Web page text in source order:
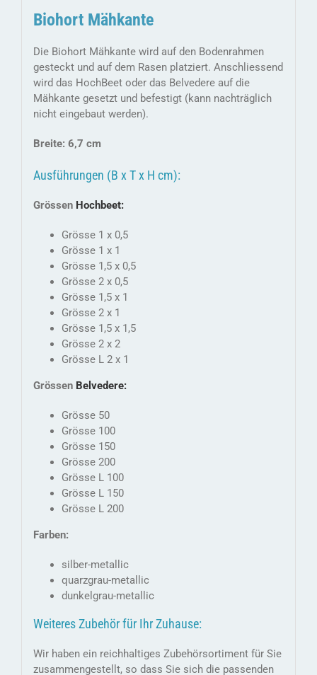
Biohort Mähkante
Die Biohort Mähkante wird auf den Bodenrahmen
gesteckt und auf dem Rasen platziert. Anschliessend
wird das HochBeet oder das Belvedere auf die
Mähkante gesetzt und befestigt (kann nachträglich
nicht eingebaut werden).
Breite: 6,7 cm
Ausführungen (B x T x H cm):
Grössen Hochbeet:
Grösse 1 x 0,5
Grösse 1 x 1
Grösse 1,5 x 0,5
Grösse 2 x 0,5
Grösse 1,5 x 1
Grösse 2 x 1
Grösse 1,5 x 1,5
Grösse 2 x 2
Grösse L 2 x 1
Grössen Belvedere:
Grösse 50
Grösse 100
Grösse 150
Grösse 200
Grösse L 100
Grösse L 150
Grösse L 200
Farben:
silber-metallic
quarzgrau-metallic
dunkelgrau-metallic
Weiteres Zubehör für Ihr Zuhause:
Wir haben ein reichhaltiges Zubehörsortiment für Sie
zusammengestellt, so dass Sie sich die passenden